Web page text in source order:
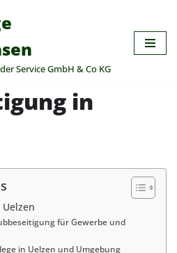
Service GmbH & Co KG
in
für Gewerbe und
in Uelzen und Umgebung